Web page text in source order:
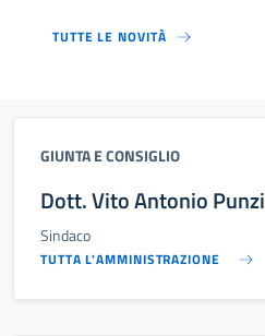
TUTTE LE NOVITÀ
GIUNTA E CONSIGLIO
Dott. Vito Antonio Punzi
Sindaco
TUTTA L'AMMINISTRAZIONE